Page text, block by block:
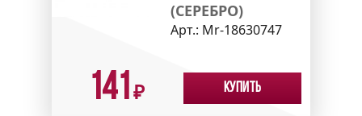
(СЕРЕБРО)
Арт.: Mr-18630747
141 ₽ Купить